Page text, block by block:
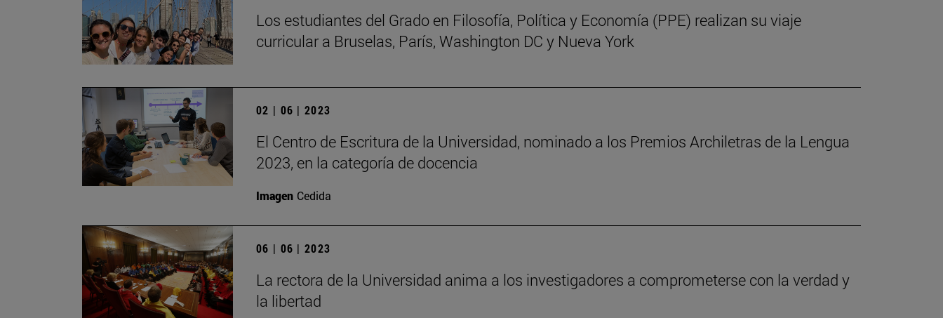
Los estudiantes del Grado en Filosofía, Política y Economía (PPE) realizan su viaje
curricular a Bruselas, París, Washington DC y Nueva York
02 | 06 | 2023
El Centro de Escritura de la Universidad, nominado a los Premios Archiletras de la Lengua
2023, en la categoría de docencia
Imagen Cedida
06 | 06 | 2023
La rectora de la Universidad anima a los investigadores a comprometerse con la verdad y
la libertad